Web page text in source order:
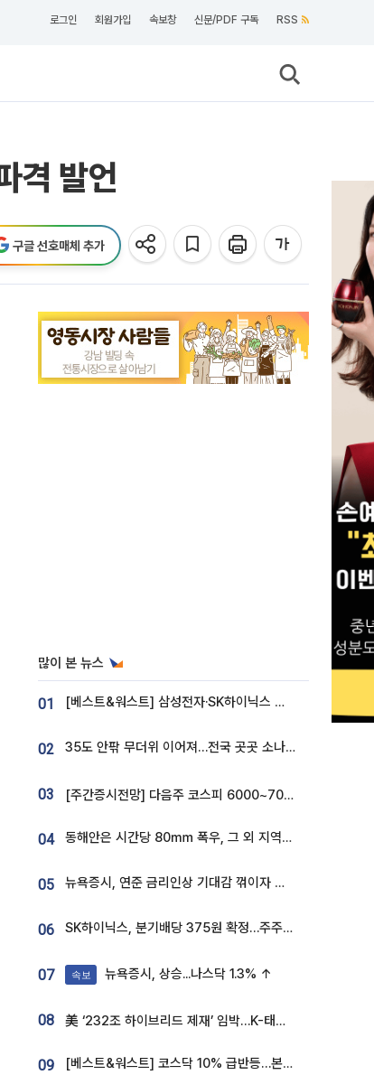
로그인 회원가입 속보창 신문/PDF 구독 RSS
격 발언
구글 선호매체 추가
많이 본 뉴스
01 [베스트&워스트] 삼성전자·SK하이닉스 밀린 한 주…상상인증권은 85% 급등
02 35도 안팎 무더위 이어져…전국 곳곳 소나기 [오늘 날씨]
03 [주간증시전망] 다음주 코스피 6000~7000⋯“外人 수급은 정책이 변수”
04 동해안은 시간당 80㎜ 폭우, 그 외 지역은 폭염…‘극과 극 날씨’
05 뉴욕증시, 연준 금리인상 기대감 꺾이자 상승...S&P500 사상 최고치 [종합]
06 SK하이닉스, 분기배당 375원 확정…주주환원책 9월로 앞당겨 발표
07 속보 뉴욕증시, 상승...나스닥 1.3% ↑
08 美 ‘232조 하이브리드 제재’ 임박…K-태양광, 불확실성 털고 날개 다나
09 [베스트&워스트] 코스닥 10% 급반등…본느, 최대주주 변경 기대에 270% 폭등